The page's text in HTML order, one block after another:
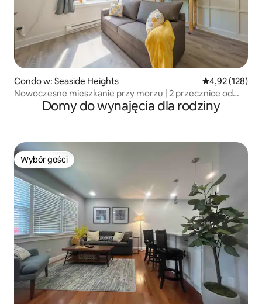
Condo w: Seaside Heights Średnia
4,92 (128)
Nowoczesne mieszkanie przy morzu | 2 przecznice od
plaży + parking
Domy do wynajęcia dla rodziny
Wybór gości
Wybór gości